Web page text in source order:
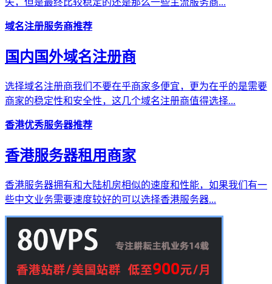
失，但是最终比较稳定的还是那么一些主流服务商...
域名注册服务商推荐
国内国外域名注册商
选择域名注册商我们不要在乎商家多便宜，更为在乎的是需要
商家的稳定性和安全性，这几个域名注册商值得选择...
香港优秀服务器推荐
香港服务器租用商家
香港服务器拥有和大陆机房相似的速度和性能，如果我们有一
些中文业务需要速度较好的可以选择香港服务器...